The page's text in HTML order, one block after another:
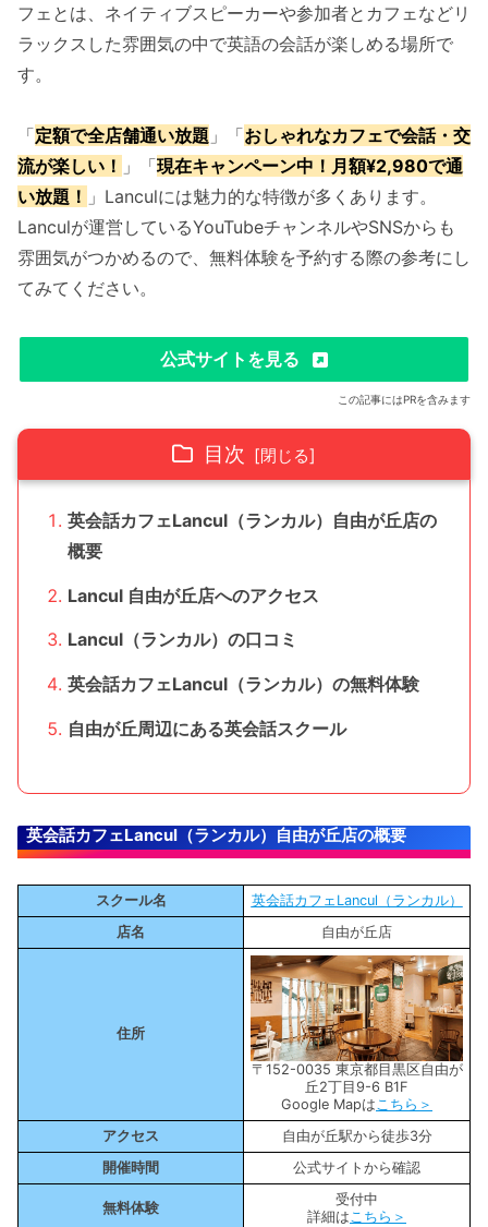
フェとは、ネイティブスピーカーや参加者とカフェなどリ
ラックスした雰囲気の中で英語の会話が楽しめる場所で
す。
「定額で全店舗通い放題 」「おしゃれなカフェで会話・交
流が楽しい！ 」「現在キャンペーン中！月額¥2,980で通
い放題！ 」Lanculには魅力的な特徴が多くあります。
Lanculが運営しているYouTubeチャンネルやSNSからも
雰囲気がつかめるので、無料体験を予約する際の参考にし
てみてください。
公式サイトを見る
この記事にはPRを含みます
目次
英会話カフェLancul（ランカル）自由が丘店の
概要
Lancul 自由が丘店へのアクセス
Lancul（ランカル）の口コミ
英会話カフェLancul（ランカル）の無料体験
自由が丘周辺にある英会話スクール
英会話カフェLancul（ランカル）自由が丘店の概要
スクール名
英会話カフェLancul（ランカル）
店名
自由が丘店
住所
〒152-0035 東京都目黒区自由が
丘2丁目9-6 B1F
Google Mapはこちら＞
アクセス
自由が丘駅から徒歩3分
開催時間
公式サイトから確認
無料体験
受付中
詳細はこちら＞